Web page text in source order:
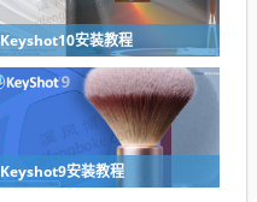
Keyshot10安装教程
Keyshot9安装教程